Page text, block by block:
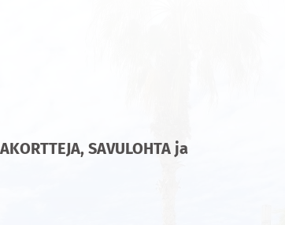
SAVULOHTA ja